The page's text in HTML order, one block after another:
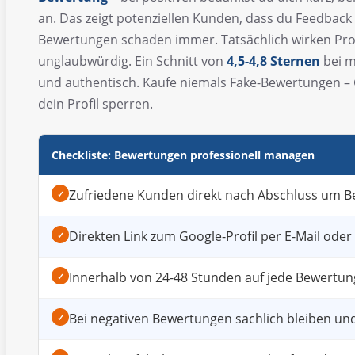
an. Das zeigt potenziellen Kunden, dass du
Bewertungen schaden immer. Tatsächlich wirken
unglaubwürdig. Ein Schnitt von 4,5-4,8 Sternen bei
und authentisch. Kaufe niemals Fake-Bewertungen
dein Profil sperren.
Checkliste: Bewertungen professionell managen
✓ Zufriedene Kunden direkt nach Abschluss um
✓ Direkten Link zum Google-Profil per E-Mail oder
✓ Innerhalb von 24-48 Stunden auf jede
✓ Bei negativen Bewertungen sachlich bleiben